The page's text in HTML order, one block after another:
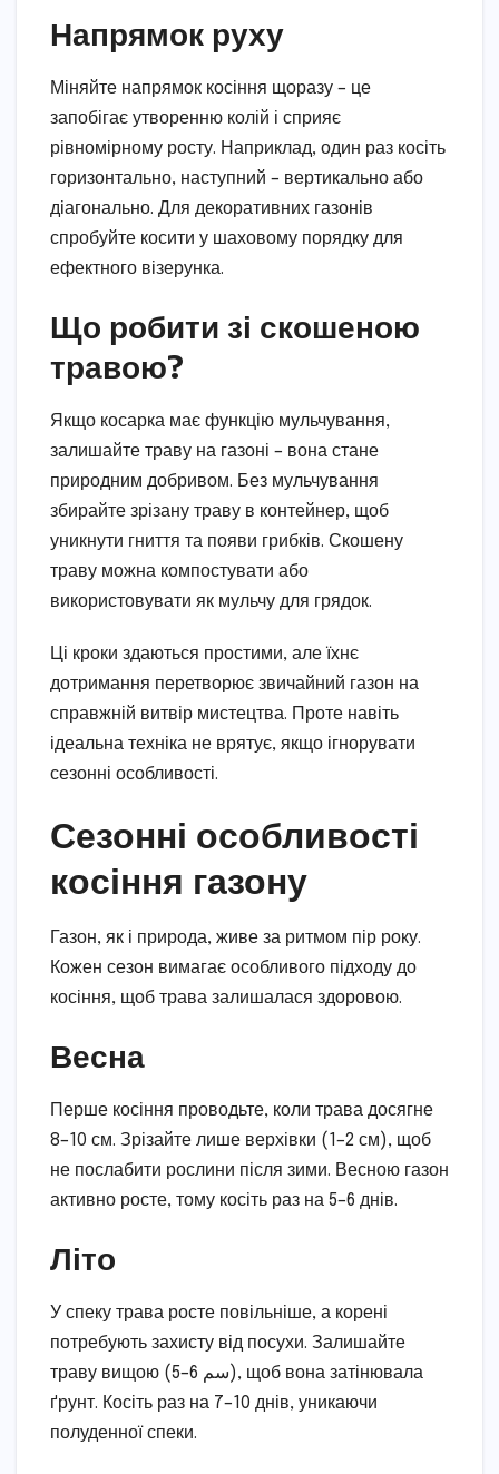
Напрямок руху
Міняйте напрямок косіння щоразу – це
запобігає утворенню колій і сприяє
рівномірному росту. Наприклад, один раз косіть
горизонтально, наступний – вертикально або
діагонально. Для декоративних газонів
спробуйте косити у шаховому порядку для
ефектного візерунка.
Що робити зі скошеною
травою?
Якщо косарка має функцію мульчування,
залишайте траву на газоні – вона стане
природним добривом. Без мульчування
збирайте зрізану траву в контейнер, щоб
уникнути гниття та появи грибків. Скошену
траву можна компостувати або
використовувати як мульчу для грядок.
Ці кроки здаються простими, але їхнє
дотримання перетворює звичайний газон на
справжній витвір мистецтва. Проте навіть
ідеальна техніка не врятує, якщо ігнорувати
сезонні особливості.
Сезонні особливості
косіння газону
Газон, як і природа, живе за ритмом пір року.
Кожен сезон вимагає особливого підходу до
косіння, щоб трава залишалася здоровою.
Весна
Перше косіння проводьте, коли трава досягне
8–10 см. Зрізайте лише верхівки (1–2 см), щоб
не послабити рослини після зими. Весною газон
активно росте, тому косіть раз на 5–6 днів.
Літо
У спеку трава росте повільніше, а корені
потребують захисту від посухи. Залишайте
траву вищою (5–6 سم), щоб вона затінювала
ґрунт. Косіть раз на 7–10 днів, уникаючи
полуденної спеки.